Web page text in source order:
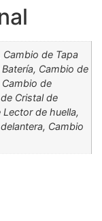
Cambio de Tapa
Cambio de
de
Cristal de
Lector de huella,
Cambio